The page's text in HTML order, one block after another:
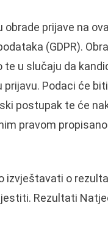
prijave na
(GDPR).
u slučaju da
Podaci će
postupak te će
pravom
o
Rezultati